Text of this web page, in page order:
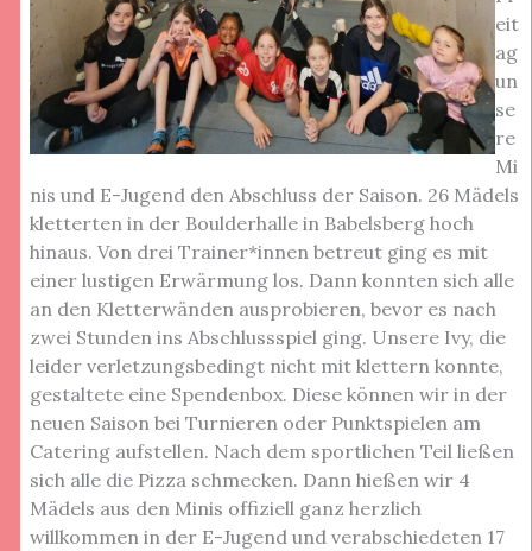
eit
ag
un
se
re
Mi
nis und E-Jugend den Abschluss der Saison. 26 Mädels
kletterten in der Boulderhalle in Babelsberg hoch
hinaus. Von drei Trainer*innen betreut ging es mit
einer lustigen Erwärmung los. Dann konnten sich alle
an den Kletterwänden ausprobieren, bevor es nach
zwei Stunden ins Abschlussspiel ging. Unsere Ivy, die
leider verletzungsbedingt nicht mit klettern konnte,
gestaltete eine Spendenbox. Diese können wir in der
neuen Saison bei Turnieren oder Punktspielen am
Catering aufstellen. Nach dem sportlichen Teil ließen
sich alle die Pizza schmecken. Dann hießen wir 4
Mädels aus den Minis offiziell ganz herzlich
willkommen in der E-Jugend und verabschiedeten 17